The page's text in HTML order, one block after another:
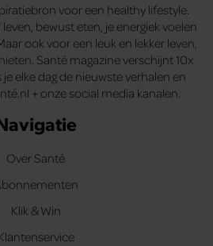
voor een healthy lifestyle.
bewust eten, je energiek voelen
ook voor een leuk en lekker leven,
Santé magazine verschijnt 10x
elke dag de nieuwste verhalen en
+ onze social media kanalen.
Over Santé
Klik & Win